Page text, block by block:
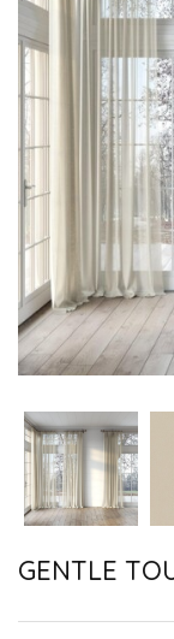
GENTLE